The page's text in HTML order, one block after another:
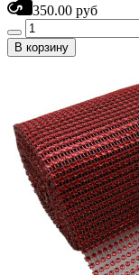
350.00 руб
В корзину